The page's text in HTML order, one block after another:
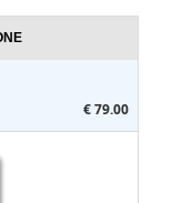
€ 79.00